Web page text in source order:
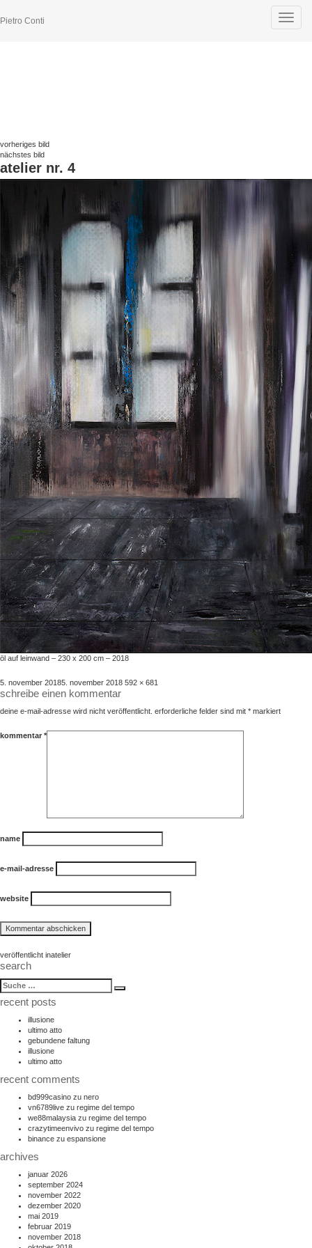
Toggle
Pietro Conti
vorheriges bild
nächstes bild
atelier nr. 4
öl auf leinwand – 230 x 200 cm – 2018
veröffentlicht
am
5. november 20185. november 2018 volle
592 × 681
schreibe einen kommentar
deine e-mail-adresse wird nicht veröffentlicht. erforderliche felder sind mit * markiert
kommentar *
name
e-mail-adresse
website
beitragsnavigation
veröffentlicht inatelier
search
suche
nach:
Suche
recent posts
illusione
ultimo atto
gebundene faltung
illusione
ultimo atto
recent comments
bd999casino zu nero
vn6789live zu regime del tempo
we88malaysia zu regime del tempo
crazytimeenvivo zu regime del tempo
binance zu espansione
archives
januar 2026
september 2024
november 2022
dezember 2020
mai 2019
februar 2019
november 2018